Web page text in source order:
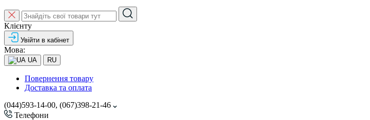
Клієнту
Увійти в кабінет
Мова:
UA RU
Повернення товару
Доставка та оплата
(044)593-14-00, (067)398-21-46
Телефони